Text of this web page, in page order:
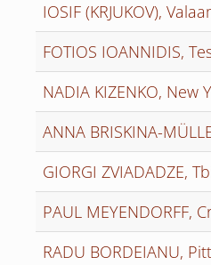
IOSIF (KRJUKOV),
FOTIOS IOANNIDIS,
NADIA KIZENKO, New
ANNA BRISKINA-
GIORGI ZVIADADZE,
PAUL MEYENDORFF,
RADU BORDEIANU,